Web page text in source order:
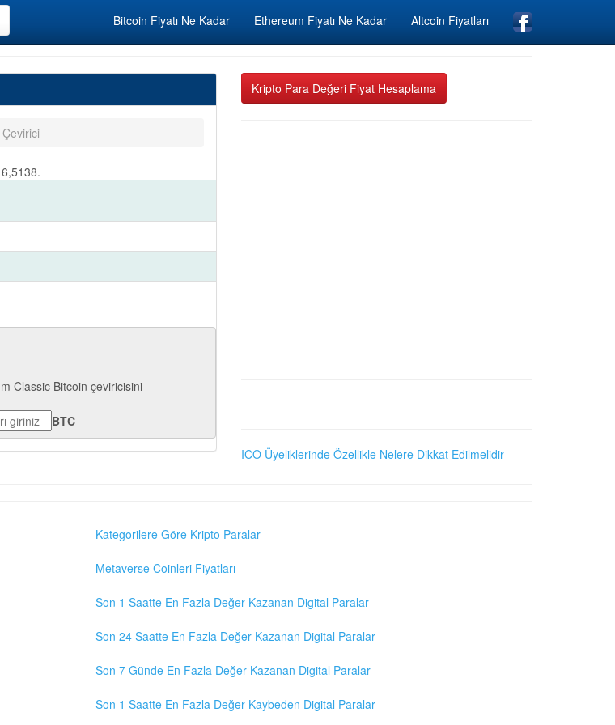
Bitcoin Fiyatı Ne Kadar Ethereum Fiyatı Ne Kadar Altcoin Fiyatları
Çevirici
Classic Bitcoin çeviricisini
BTC
Kripto Para Değeri Fiyat Hesaplama
ICO Üyeliklerinde Özellikle Nelere Dikkat Edilmelidir
Kategorilere Göre Kripto Paralar
Metaverse Coinleri Fiyatları
Son 1 Saatte En Fazla Değer Kazanan Digital Paralar
Son 24 Saatte En Fazla Değer Kazanan Digital Paralar
Son 7 Günde En Fazla Değer Kazanan Digital Paralar
Son 1 Saatte En Fazla Değer Kaybeden Digital Paralar